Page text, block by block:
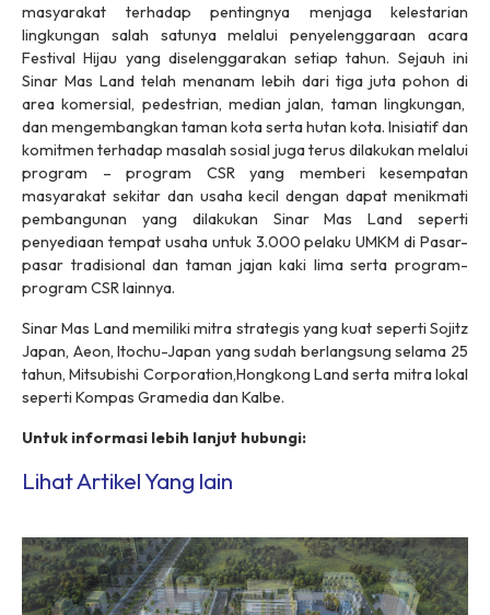
masyarakat terhadap pentingnya menjaga kelestarian
lingkungan salah satunya melalui penyelenggaraan acara
Festival Hijau yang diselenggarakan setiap tahun. Sejauh ini
Sinar Mas Land telah menanam lebih dari tiga juta pohon di
area komersial, pedestrian, median jalan, taman lingkungan,
dan mengembangkan taman kota serta hutan kota. Inisiatif dan
komitmen terhadap masalah sosial juga terus dilakukan melalui
program – program CSR yang memberi kesempatan
masyarakat sekitar dan usaha kecil dengan dapat menikmati
pembangunan yang dilakukan Sinar Mas Land seperti
penyediaan tempat usaha untuk 3.000 pelaku UMKM di Pasar-
pasar tradisional dan taman jajan kaki lima serta program-
program CSR lainnya.
Sinar Mas Land memiliki mitra strategis yang kuat seperti Sojitz
Japan, Aeon, Itochu-Japan yang sudah berlangsung selama 25
tahun, Mitsubishi Corporation,Hongkong Land serta mitra lokal
seperti Kompas Gramedia dan Kalbe.
Untuk informasi lebih lanjut hubungi:
Lihat Artikel Yang lain